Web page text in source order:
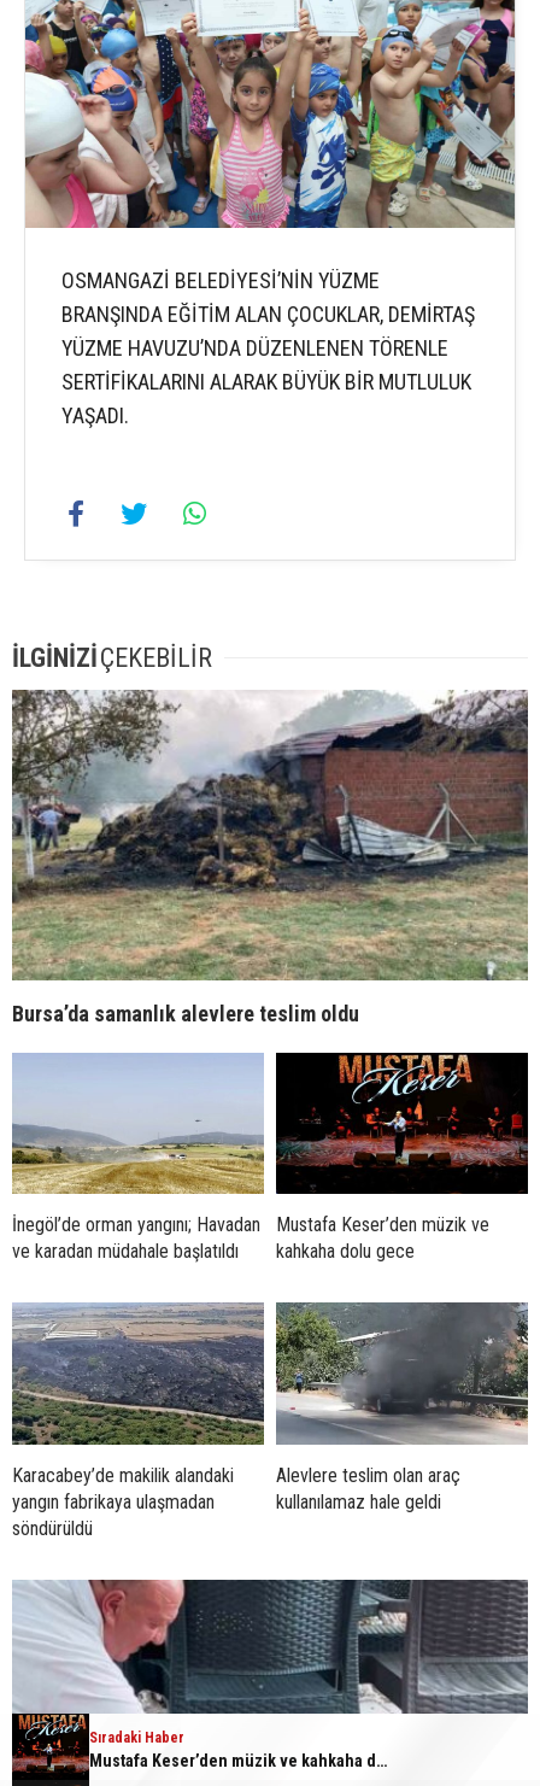
OSMANGAZİ BELEDİYESİ’NİN YÜZME
BRANŞINDA EĞİTİM ALAN ÇOCUKLAR, DEMİRTAŞ
YÜZME HAVUZU’NDA DÜZENLENEN TÖRENLE
SERTİFİKALARINI ALARAK BÜYÜK BİR MUTLULUK
YAŞADI.
İLGİNİZİÇEKEBİLİR
Bursa’da samanlık alevlere teslim oldu
İnegöl’de orman yangını; Havadan
ve karadan müdahale başlatıldı
Mustafa Keser’den müzik ve
kahkaha dolu gece
Karacabey’de makilik alandaki
yangın fabrikaya ulaşmadan
söndürüldü
Alevlere teslim olan araç
kullanılamaz hale geldi
Sıradaki Haber
Mustafa Keser’den müzik ve kahkaha dolu gece